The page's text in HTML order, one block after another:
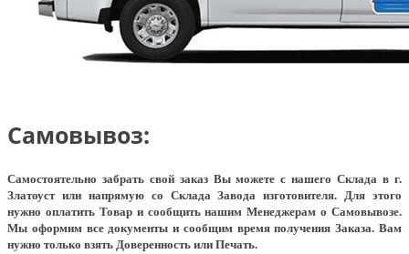
Самовывоз:
Самостоятельно забрать свой заказ Вы можете с нашего Склада в г.
Златоуст или напрямую со Склада Завода изготовителя. Для этого
нужно оплатить Товар и сообщить нашим Менеджерам о Самовывозе.
Мы оформим все документы и сообщим время получения Заказа. Вам
нужно только взять Доверенность или Печать.